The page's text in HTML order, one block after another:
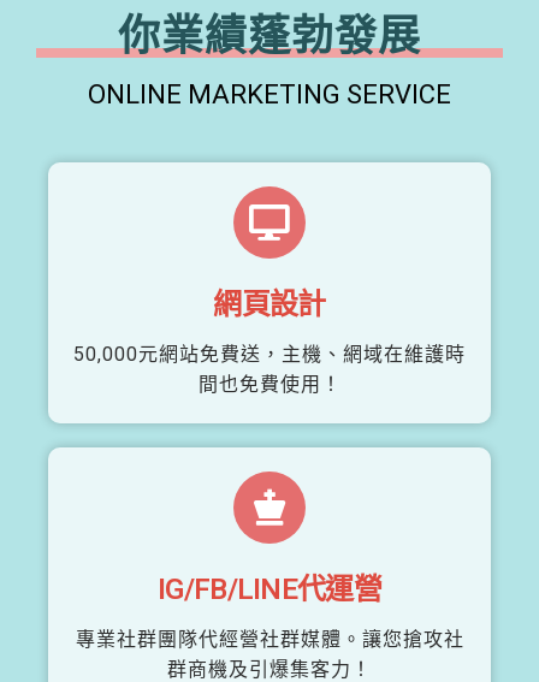
你業績蓬勃發展
ONLINE MARKETING SERVICE
網頁設計
50,000元網站免費送，主機、網域在維護時
間也免費使用！
IG/FB/LINE代運營
專業社群團隊代經營社群媒體。讓您搶攻社
群商機及引爆集客力！